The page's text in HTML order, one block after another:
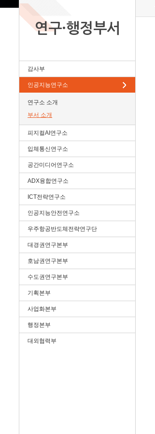
연구·행정부서
감사부
인공지능연구소
연구소 소개
부서 소개
피지컬AI연구소
입체통신연구소
공간미디어연구소
ADX융합연구소
ICT전략연구소
인공지능안전연구소
우주항공반도체전략연구단
대경권연구본부
호남권연구본부
수도권연구본부
기획본부
사업화본부
행정본부
대외협력부